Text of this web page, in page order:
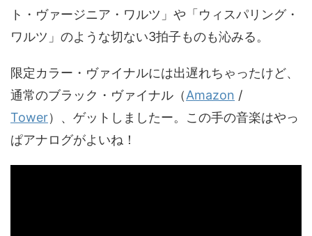
ト・ヴァージニア・ワルツ」や「ウィスパリング・
ワルツ」のような切ない3拍子ものも沁みる。
限定カラー・ヴァイナルには出遅れちゃったけど、
通常のブラック・ヴァイナル（Amazon /
Tower）、ゲットしましたー。この手の音楽はやっ
ぱアナログがよいね！